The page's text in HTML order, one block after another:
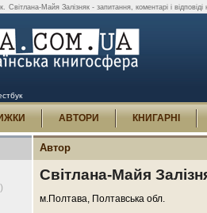
Світлана-Майя Залізняк - запитання, коментарі і
АВТОРИ КНИГАРНІ
Автор
Світлана-Майя
м.Полтава, Полтавська обл.